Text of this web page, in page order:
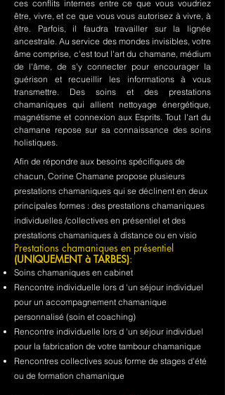
ces conflits internes entre ce que vous voudriez
être, vivre, et ce que vous vous autorisez à vivre, à
être. Parfois, il faudra travailler sur la lignée
ancestrale. Au service des mondes invisibles, votre
âme comprise, c'est tout l'art du chamane, médium
de l'âme, de s'y connecter pour encourager la
guérison et recueillir les informations à vous
transmettre. Des soins et des prestations
chamaniques qui allient nettoyage énergétique,
magnétisme et connexion aux Esprits. Tout l'art du
chamane repose sur sa connaissance des soins
holistiques.
Afin de répondre aux besoins spécifiques de
chacun, Corine Chamane propose plusieurs
prestations chamaniques qui se déclinent en deux
principales formes : des prestations chamaniques
individuelles /collectives en présentiel et des
prestations chamaniques à distance ou en visio
Prestations chamaniques en présentiel
(UNIQUEMENT à TARBES):
Soins chamaniques en cabinet
Rencontre individuelle lors d 'un séjour individuel
pour un accompagnement chamanique
personnalisé (soin et coaching)
Rencontre individuelle lors d 'un séjour individuel
pour la fabrication de votre tambour chamanique
Rencontres collectives sous forme de stages d'été
ou de formation chamanique